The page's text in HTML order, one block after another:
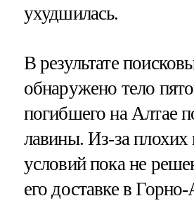
ухудшилась.
В результате
обнаружено тело
погибшего на Алтае
лавины. Из-за плохих
условий пока не
его доставке в